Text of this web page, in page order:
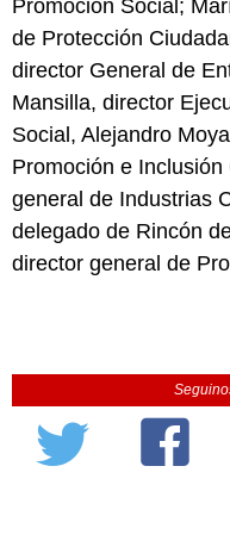
Promoción Social;
de Protección
director General de
Mansilla, director
Social, Alejandro
Promoción e
general de Industrias
delegado de Rincón
director general de